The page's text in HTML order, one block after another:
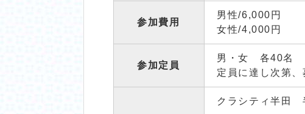
参加費用
男性/6,000円
女性/4,000円
参加定員
男・女 各40名
定員に達し次第、
クラシティ半田